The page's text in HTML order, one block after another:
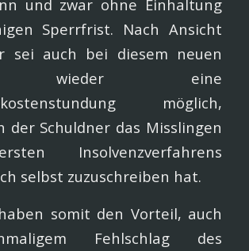
und zwar ohne Einhaltung
Sperrfrist. Nach Ansicht
sei auch bei diesem neuen
wieder eine
möglich,
der Schuldner das Misslingen
Insolvenzverfahrens
selbst zuzuschreiben hat.
somit den Vorteil, auch
Fehlschlag des